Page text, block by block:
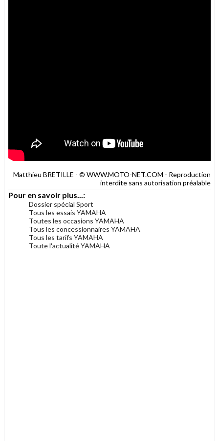
Matthieu BRETILLE - © WWW.MOTO-NET.COM - Reproduction
interdite sans autorisation préalable
Pour en savoir plus...:
Dossier spécial Sport
Tous les essais YAMAHA
Toutes les occasions YAMAHA
Tous les concessionnaires YAMAHA
Tous les tarifs YAMAHA
Toute l'actualité YAMAHA